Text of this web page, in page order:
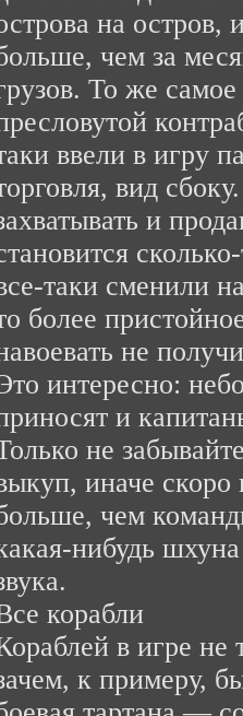
на остров,
чем за
То же
ввели в игру
вид
и
таки сменили
более
не
интересно:
и
не
иначе скоро
чем
нибудь
корабли
в игре
к примеру,